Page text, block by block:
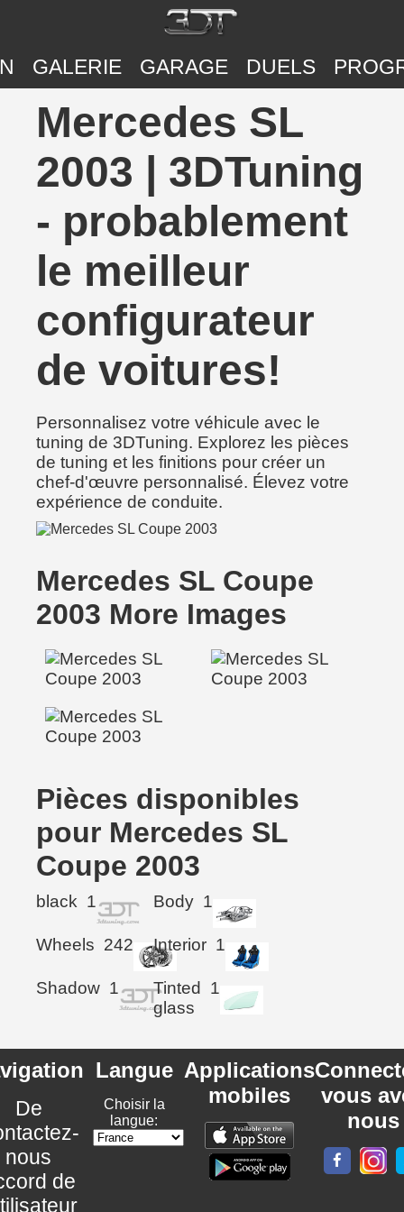
GALERIE GARAGE DUELS
Mercedes SL
2003 | 3DTuning
- probablement
le meilleur
configurateur
de voitures!
Personnalisez votre véhicule avec le
tuning de 3DTuning. Explorez les pièces
de tuning et les finitions pour créer un
chef-d'œuvre personnalisé. Élevez votre
expérience de conduite.
Mercedes SL Coupe
2003 More Images
Pièces disponibles
pour Mercedes SL
Coupe 2003
black 1 Body 1
Wheels 242 Interior 1
Shadow 1
Tinted
glass
1
De
nous
de
Langue
Choisir la
langue:
Applications
mobiles
vous
nous